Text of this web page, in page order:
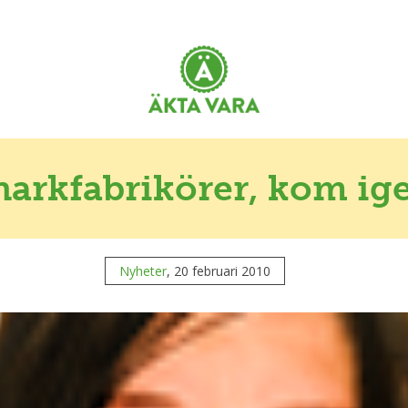
kom
Nyheter, 20 februari 2010